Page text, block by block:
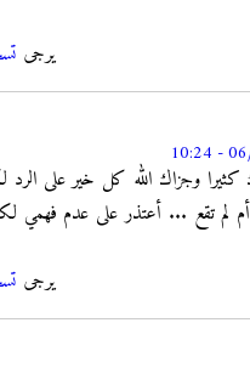
يرجى
كثيرا وجزاك الله كل خير على
تقع ... أعتذر على عدم فهمي
يرجى